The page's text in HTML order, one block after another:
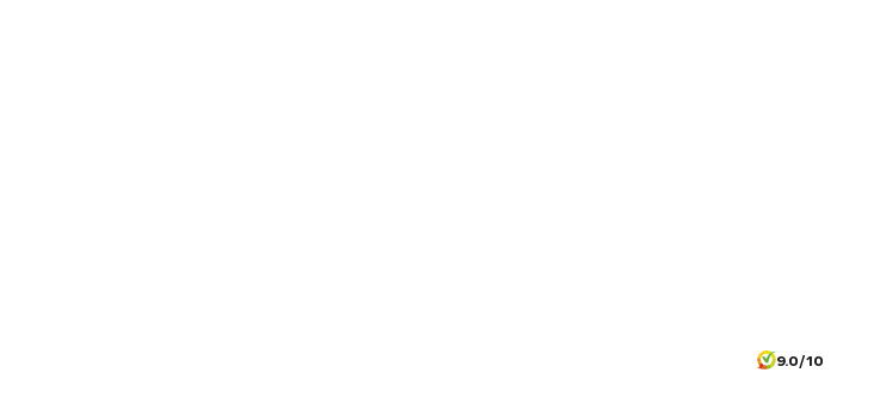
9.0/10